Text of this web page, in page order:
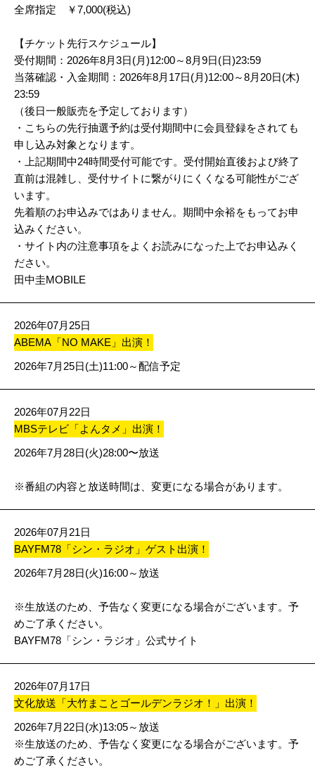
全席指定 ￥7,000(税込)
【チケット先行スケジュール】
受付期間：2026年8月3日(月)12:00～8月9日(日)23:59
当落確認・入金期間：2026年8月17日(月)12:00～8月20日(木)
23:59
（後日一般販売を予定しております）
・こちらの先行抽選予約は受付期間中に会員登録をされても
申し込み対象となります。
・上記期間中24時間受付可能です。受付開始直後および終了
直前は混雑し、受付サイトに繋がりにくくなる可能性がござ
います。
先着順のお申込みではありません。期間中余裕をもってお申
込みください。
・サイト内の注意事項をよくお読みになった上でお申込みく
ださい。
田中圭MOBILE
2026年07月25日
ABEMA「NO MAKE」出演！
2026年7月25日(土)11:00～配信予定
2026年07月22日
MBSテレビ「よんタメ」出演！
2026年7月28日(火)28:00〜放送
※番組の内容と放送時間は、変更になる場合があります。
2026年07月21日
BAYFM78「シン・ラジオ」ゲスト出演！
2026年7月28日(火)16:00～放送
※生放送のため、予告なく変更になる場合がございます。予
めご了承ください。
BAYFM78「シン・ラジオ」公式サイト
2026年07月17日
文化放送「大竹まことゴールデンラジオ！」出演！
2026年7月22日(水)13:05～放送
※生放送のため、予告なく変更になる場合がございます。予
めご了承ください。